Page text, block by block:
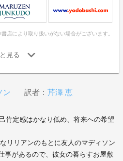
書店により取り扱いがない場合がございます。
ン 訳者： 芹澤 恵
肯定感はかなり低め、将来への希望
リリアンのもとに友人のマディソン
事があるので、彼女の暮らすお屋敷